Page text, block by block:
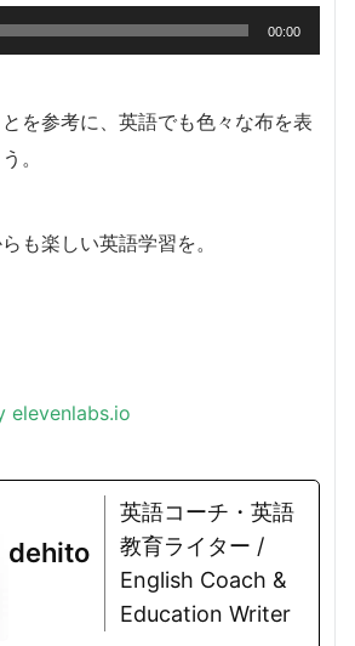
00:00
を参考に、英語でも色々な布を表
。
も楽しい英語学習を。
elevenlabs.io
dehito
英語コーチ・英語
教育ライター /
English Coach &
Education Writer